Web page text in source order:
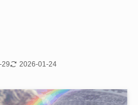
29 2026-01-24